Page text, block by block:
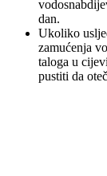
dan.
Ukoliko
zamućenja
taloga u
pustiti da